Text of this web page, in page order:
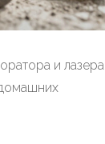
и лазера